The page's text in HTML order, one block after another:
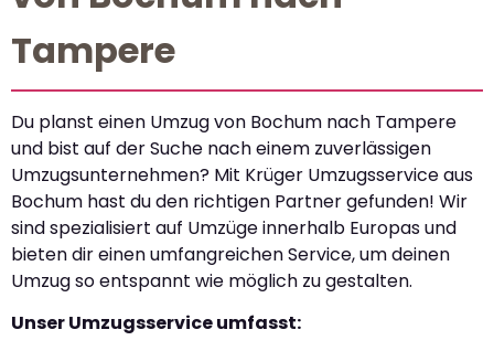
Tampere
Du planst einen Umzug von Bochum nach Tampere
und bist auf der Suche nach einem zuverlässigen
Umzugsunternehmen? Mit Krüger Umzugsservice aus
Bochum hast du den richtigen Partner gefunden! Wir
sind spezialisiert auf Umzüge innerhalb Europas und
bieten dir einen umfangreichen Service, um deinen
Umzug so entspannt wie möglich zu gestalten.
Unser Umzugsservice umfasst: